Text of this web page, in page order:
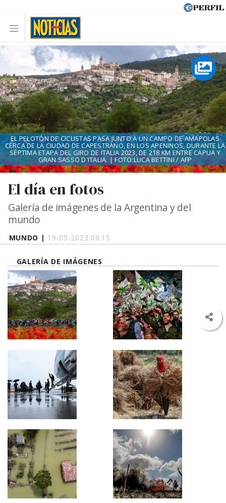
MUNDO | 19-05-2023 06:15
El día en fotos
Galería de imágenes de la Argentina y del
mundo
EL PELOTÓN DE CICLISTAS PASA JUNTO A UN CAMPO DE AMAPOLAS
CERCA DE LA CIUDAD DE CAPESTRANO, EN LOS APENINOS, DURANTE LA
SÉPTIMA ETAPA DEL GIRO DE ITALIA 2023, DE 218 KM ENTRE CAPUA Y
GRAN SASSO D'ITALIA. | FOTO:LUCA BETTINI / AFP
GALERÍA DE IMÁGENES